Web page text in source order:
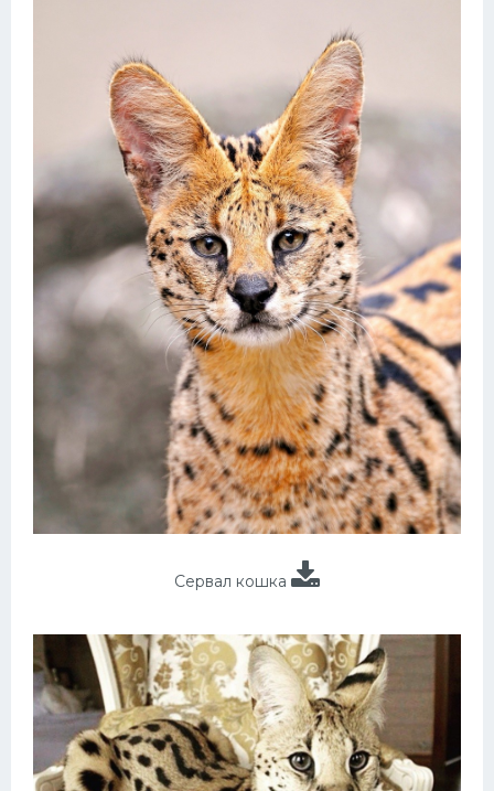
Сервал кошка